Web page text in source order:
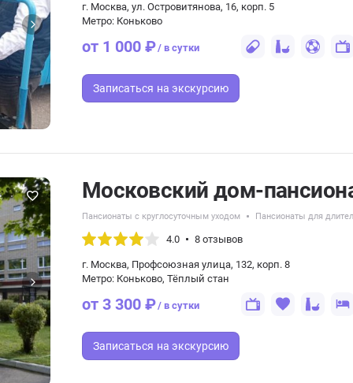
г. Москва, ул. Островитянова, 16, корп. 5
Метро: Коньково
от 1 000 ₽/ в сутки
Записаться на экскурсию
Московский дом-
Пансионаты с круглосуточным уходом Пансионаты для
4.0 8 отзывов
г. Москва, Профсоюзная улица, 132, корп. 8
Метро: Коньково, Тёплый стан
от 3 300 ₽/ в сутки
Записаться на экскурсию